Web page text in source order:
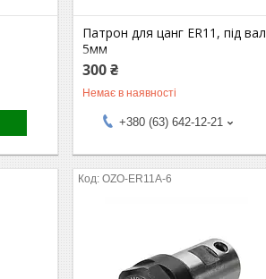
Патрон для цанг ER11, під вал
5мм
300 ₴
Немає в наявності
+380 (63) 642-12-21
OZO-ER11A-6